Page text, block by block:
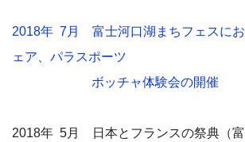
2018年 7月 富士河口湖まちフェスにお
ェア、パラスポーツ
ボッチャ体験会の開催
2018年 5月 日本とフランスの祭典（